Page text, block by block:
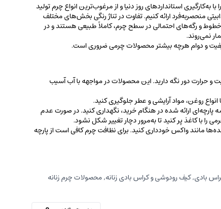
به‌کارگیری استانداردهای روز دنیا و از مرغوب‌ترین انواع چرم تولید
منحصربه‌فرد ارائه کنیم. تفاوت در تناژ رنگی بخش‌های مختلف
و رگه‌‌های احتمالی در سطح چرم، کاملاً طبیعی هستند و در
نمی‌روند.
و دوام هرچه بیشتر محصولات چرمی ضروری است.
و حرارت دور نگه دارید. این محصولات در مواجهه با آب آسیب
روغن‌، مواد آرایشی و عطر جلوگیری کنید.
پارچه‌ای ارائه شده در هنگام خرید، ‌نگهداری کنید. در صورت عدم
را با کاغذ پر کنید تا به‌مرور دچار تغییر شکل نشود.
مانند واکس خودداری کنید. برای نظافت چرم کافی است از پارچه‌
بادی,کیف رودوشی و کراس بادی زنانه,محصولات چرم زنانه